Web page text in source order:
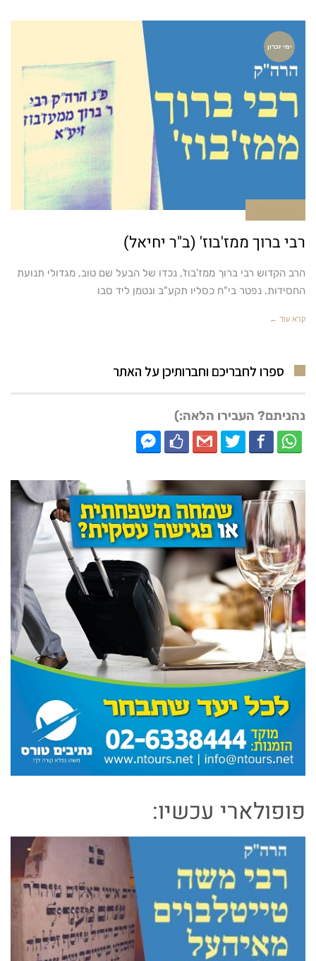
ימי זכרון
רבי ברוך ממז'בוז' (ב"ר יחיאל)
הרב הקדוש רבי ברוך ממז'בוז', נכדו של הבעל שם טוב, מגדולי תנועת
החסידות. נפטר בי"ח כסליו תקע"ב ונטמן ליד סבו
קרא עוד ←
ספרו לחבריכם וחברותיכן על האתר
נהניתם? העבירו הלאה:)
פופולארי עכשיו: